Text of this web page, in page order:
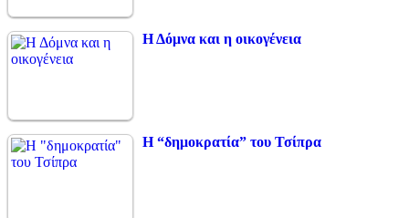
Η Δόμνα και η οικογένεια
Η “δημοκρατία” του Τσίπρα